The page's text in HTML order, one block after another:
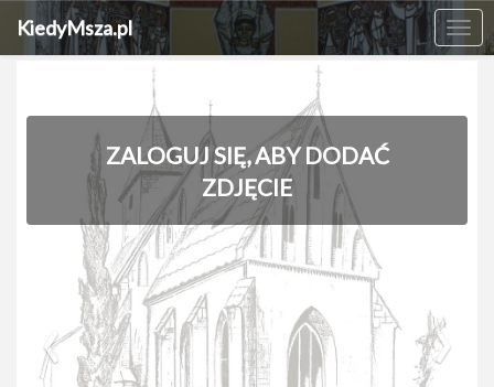
KiedyMsza.pl
ZALOGUJ SIĘ, ABY DODAĆ
ZDJĘCIE
‹ ›